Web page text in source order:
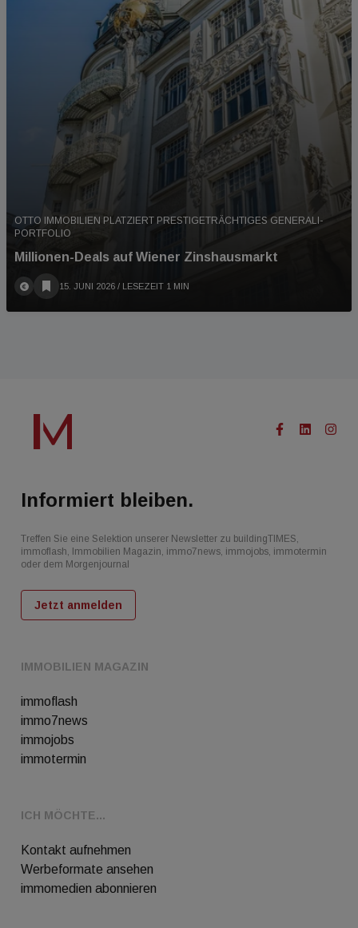
OTTO IMMOBILIEN PLATZIERT PRESTIGETRÄCHTIGES GENERALI-
PORTFOLIO
Millionen-Deals auf Wiener Zinshausmarkt
15. JUNI 2026 / LESEZEIT 1 MIN
IMMOBILIEN MAGAZIN
immoflash
immo7news
immojobs
immotermin
ICH MÖCHTE...
Kontakt aufnehmen
Werbeformate ansehen
immomedien abonnieren
Informiert bleiben.
Treffen Sie eine Selektion unserer Newsletter zu buildingTIMES,
immoflash, Immobilien Magazin, immo7news, immojobs, immotermin
oder dem Morgenjournal
Jetzt anmelden